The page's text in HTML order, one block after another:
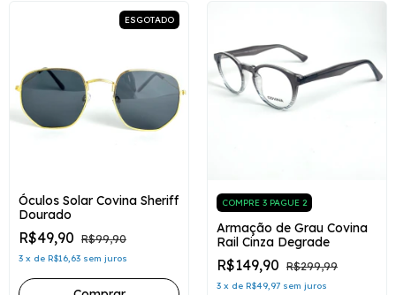
ESGOTADO
Óculos Solar Covina Sheriff
Dourado
R$49,90 R$99,90
3 x de R$16,63 sem juros
COMPRE 3 PAGUE 2
Armação de Grau Covina
Rail Cinza Degrade
R$149,90 R$299,99
3 x de R$49,97 sem juros